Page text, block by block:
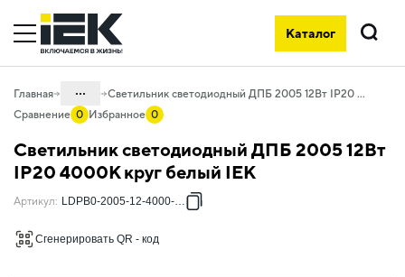
Каталог
Поиск
Главная ...
10. Светотехника
10.02 Коммунальное и бытовое
10.02.04 Декоративное освещение
Светильник светодиодный ДПБ 2005 12Вт IP20 4000К круг белый IEK
Сравнение 0 Избранное 0
Светильник светодиодный ДПБ 2005 12Вт
IP20 4000К круг белый IEK
Артикул: LDPB0-2005-12-4000-K01
Сгенерировать QR - код